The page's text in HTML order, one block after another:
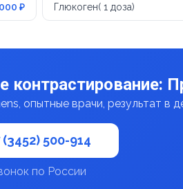
₽ Глюкоген( 1 доза)
контрастирование:
опытные врачи, результат в
(3452) 500-914
по России